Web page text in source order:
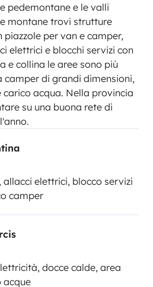
pedemontane e le valli
montane trovi strutture
piazzole per van e camper,
elettrici e blocchi servizi con
e collina le aree sono più
camper di grandi dimensioni,
carico acqua. Nella provincia
su una buona rete di
elettrici, blocco servizi
camper
docce calde, area
acque